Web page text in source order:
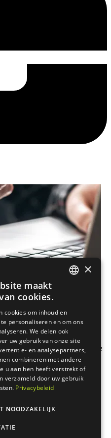
kan u ons via het
We beantwoorden u binnen de
×
maakt
cookies.
cookies om inhoud en
personaliseren en om ons
We delen ook
uw gebruik van onze site
en analysepartners,
combineren met andere
u aan hen heeft verstrekt of
verzameld door uw gebruik
Privacybeleid
NOODZAKELIJK